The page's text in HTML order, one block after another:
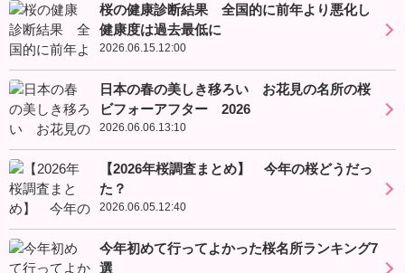
桜の健康診断結果 全国的に前年より悪化し
健康度は過去最低に
2026.06.15.12:00
日本の春の美しき移ろい お花見の名所の桜
ビフォーアフター 2026
2026.06.06.13:10
【2026年桜調査まとめ】 今年の桜どうだっ
た？
2026.06.05.12:40
今年初めて行ってよかった桜名所ランキング7
選